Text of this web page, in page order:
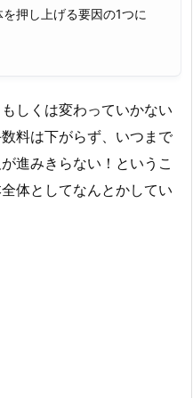
押し上げる要因の1つに
しくは変わっていかない
料は下がらず、いつまで
進みきらない！というこ
体としてなんとかしてい